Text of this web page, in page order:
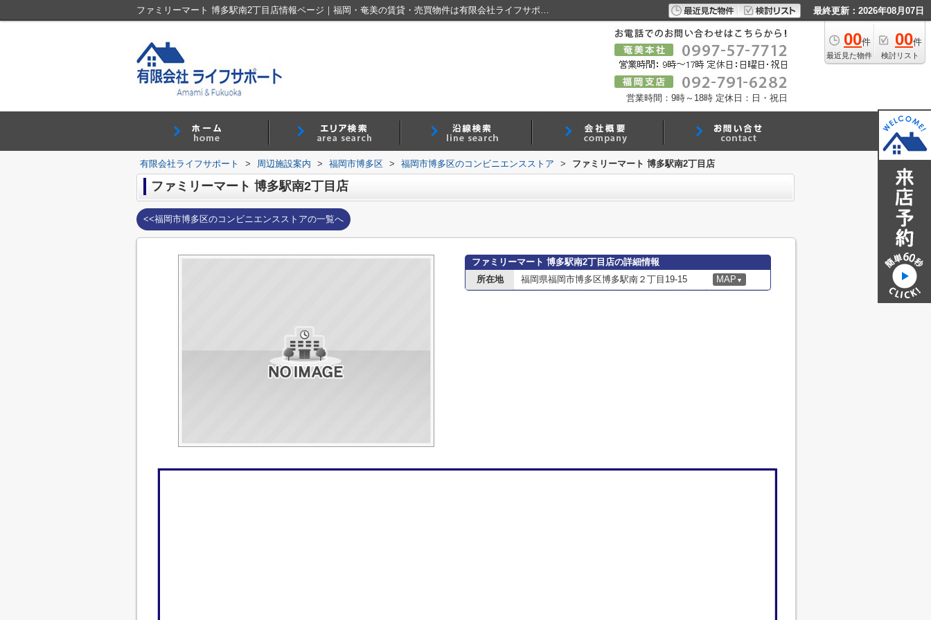
ファミリーマート 博多駅南2丁目店情報ページ｜福岡・奄美の賃貸・売買物件は有限会社ライフサポート 最終更新：2026年08月07日
00件
最近見た物件
00件
検討リスト
営業時間：9時～18時 定休日：日・祝日
有限会社ライフサポート > 周辺施設案内 > 福岡市博多区 > 福岡市博多区のコンビニエンスストア > ファミリーマート 博多駅南2丁目店
ファミリーマート 博多駅南2丁目店
<<福岡市博多区のコンビニエンスストアの一覧へ
ファミリーマート 博多駅南2丁目店の詳細情報
所在地
福岡県福岡市博多区博多駅南２丁目19-15 MAP ▼